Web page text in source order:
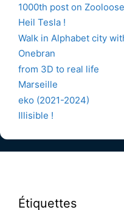
1000th post on Zooloose
Heil Tesla !
Walk in Alphabet city
Onebran
from 3D to real life
Marseille
eko (2021-2024)
Illisible !
Étiquettes